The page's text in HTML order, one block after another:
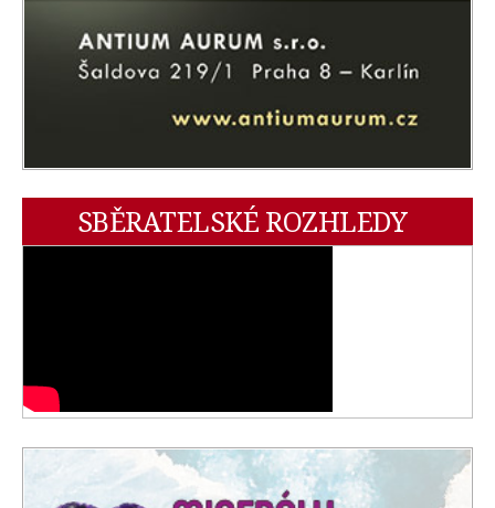
SBĚRATELSKÉ ROZHLEDY